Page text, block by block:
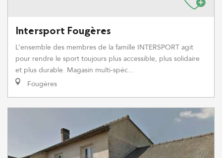
Intersport Fougères
L’ensemble des membres de la famille INTERSPORT agit
pour rendre le sport toujours plus accessible, plus solidaire
et plus durable. Magasin multi-spéc...
Fougères